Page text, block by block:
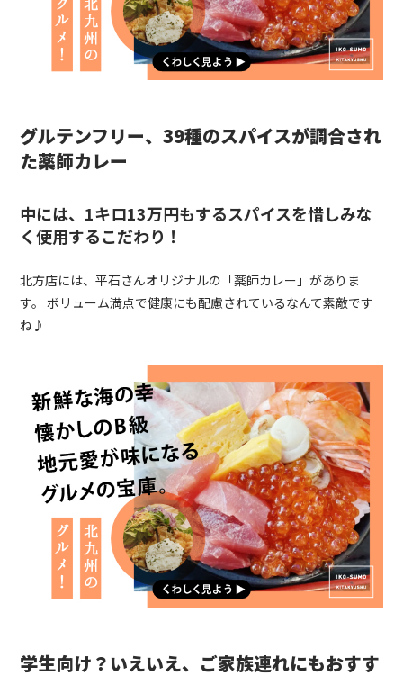
グルテンフリー、39種のスパイスが調合され
た薬師カレー
中には、1キロ13万円もするスパイスを惜しみな
く使用するこだわり！
北方店には、平石さんオリジナルの「薬師カレー」がありま
す。 ボリューム満点で健康にも配慮されているなんて素敵です
ね♪
学生向け？いえいえ、ご家族連れにもおすす